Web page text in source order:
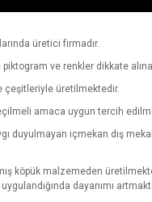
üretici firmadır.
ve renkler dikkate
çeşitleriyle üretilmektedir.
amaca uygun tercih
duyulmayan içmekan dış
köpük malzemeden
dayanımı